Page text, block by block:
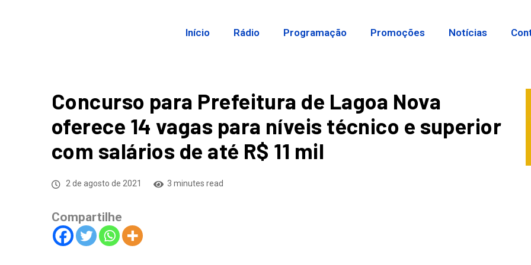
Início Rádio Programação Promoções Notícias
Concurso para Prefeitura de Lagoa Nova
oferece 14 vagas para níveis técnico e superior
com salários de até R$ 11 mil
2 de agosto de 2021 3 minutes read
Compartilhe